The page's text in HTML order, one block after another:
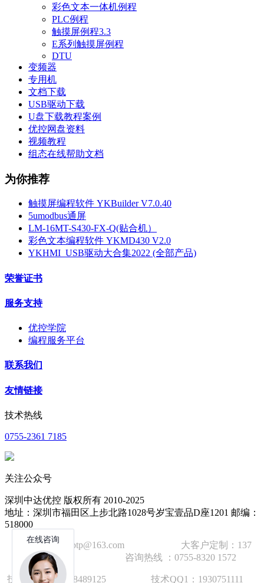
彩色文本一体机例程
PLC例程
触摸屏例程3.3
E系列触摸屏例程
DTU
变频器
专用机
文档下载
USB驱动下载
U盘下载教程案例
优控网盘资料
视频教程
组态在线帮助文档
为你推荐
触摸屏编程软件 YKBuilder V7.0.40
5umodbus通屏
LM-16MT-S430-FX-Q(贴合机）
彩色文本编程软件 YKMD430 V2.0
YKHMI_USB驱动大合集2022 (全部产品)
荣誉证书
服务支持
优控学院
编程服务平台
联系我们
友情链接
技术热线
0755-2361 7185
关注公众号
深圳中达优控 版权所有 2010-2025
地址：深圳市福田区上步北路1028号岁宝壹品D座1201 邮编：
518000
技术邮箱：wzbtp@163.com 大客户定制：137
1392 2586 咨询热线 ：0755-8320 1572
技术手机：18928489125 技术QQ1：1930751111